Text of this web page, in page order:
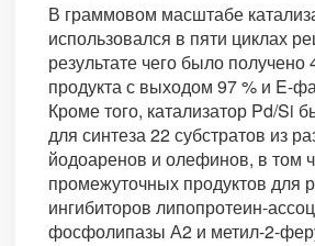
В граммовом масштабе
использовался в пяти циклах
результате чего было
продукта с выходом 97 % и E-
Кроме того, катализатор Pd/Si
для синтеза 22 субстратов из
йодоаренов и олефинов, в том
промежуточных продуктов для
ингибиторов липопротеин-
фосфолипазы А2 и метил-2-